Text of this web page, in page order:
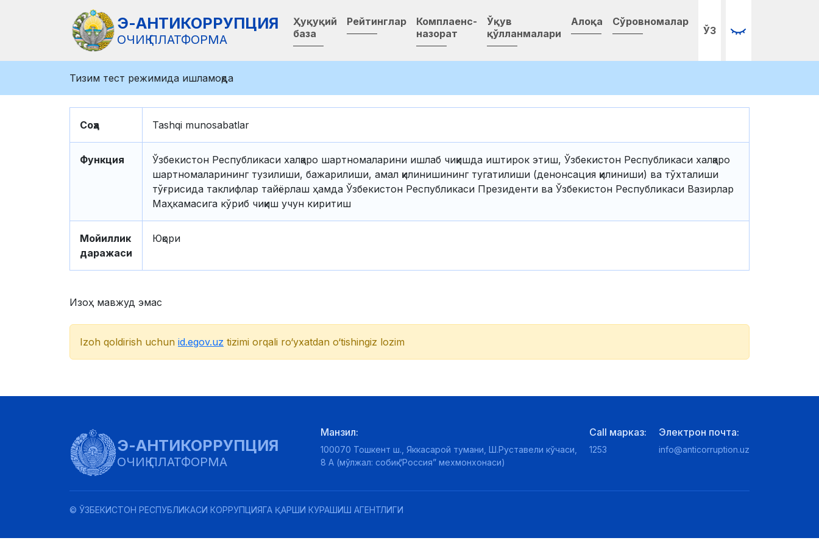
Э-АНТИКОРРУПЦИЯ
ОЧИҚ ПЛАТФОРМА
Ҳуқуқий
база
Рейтинглар
Комплаенс-
назорат
Ўқув
қўлланмалари
Алоқа Сўровномалар
ЎЗ
Тизим тест режимида ишламоқда
Соҳа Tashqi munosabatlar
Функция
Ўзбекистон Республикаси халқаро шартномаларини ишлаб чиқишда иштирок этиш, Ўзбекистон Республикаси халқаро
шартномаларининг тузилиши, бажарилиши, амал қилинишининг тугатилиши (денонсация қилиниши) ва тўхталиши
тўғрисида таклифлар тайёрлаш ҳамда Ўзбекистон Республикаси Президенти ва Ўзбекистон Республикаси Вазирлар
Маҳкамасига кўриб чиқиш учун киритиш
Мойиллик
даражаси
Юқори
Изоҳ мавжуд эмас
Izoh qoldirish uchun id.egov.uz tizimi orqali ro‘yxatdan o‘tishingiz lozim
Э-АНТИКОРРУПЦИЯ
ОЧИҚ ПЛАТФОРМА
Манзил:
100070 Тошкент ш., Яккасарой тумани, Ш.Руставели кўчаси,
8 А (мўлжал: собиқ “Россия” мехмонхонаси)
Call марказ:
1253
Электрон почта:
info@anticorruption.uz
© ЎЗБЕКИСТОН РЕСПУБЛИКАСИ КОРРУПЦИЯГА ҚАРШИ КУРАШИШ АГЕНТЛИГИ